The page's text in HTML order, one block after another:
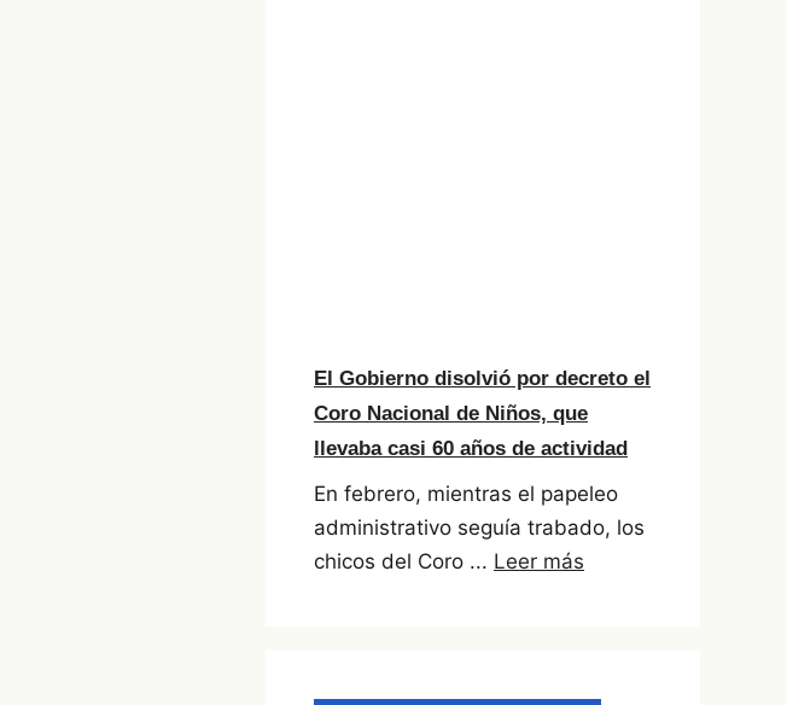
El Gobierno disolvió por decreto el
Coro Nacional de Niños, que
llevaba casi 60 años de actividad
En febrero, mientras el papeleo
administrativo seguía trabado, los
chicos del Coro ... Leer más